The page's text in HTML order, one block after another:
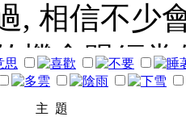
, 相信不少
機會跟經
需要遵守
主 題